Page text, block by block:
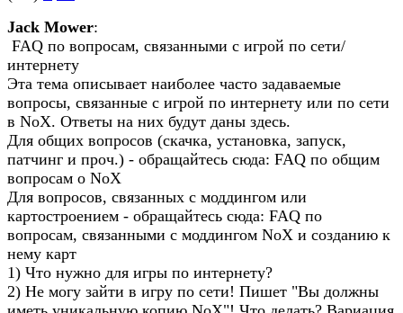
Jack Mower:
FAQ по вопросам, связанными с игрой по сети/
интернету
Эта тема описывает наиболее часто задаваемые
вопросы, связанные с игрой по интернету или по сети
в NoX. Ответы на них будут даны здесь.
Для общих вопросов (скачка, установка, запуск,
патчинг и проч.) - обращайтесь сюда: FAQ по общим
вопросам о NoX
Для вопросов, связанных с моддингом или
картостроением - обращайтесь сюда: FAQ по
вопросам, связанными с моддингом NoX и созданию к
нему карт
1) Что нужно для игры по интернету?
2) Не могу зайти в игру по сети! Пишет "Вы должны